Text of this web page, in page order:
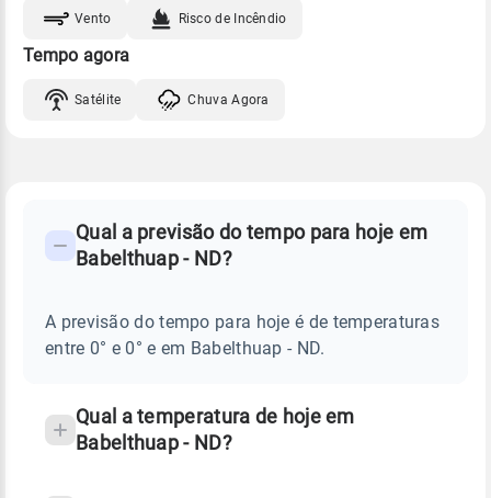
Vento Risco de Incêndio
Tempo agora
Satélite Chuva Agora
PREVISÃO
TEMPO
BABELTHUAP
Perguntas
sobre
chuva
temperatura
Qual a previsão do tempo para hoje em
Babelthuap - ND?
A previsão do tempo para hoje é de temperaturas
entre 0° e 0° e em Babelthuap - ND.
Qual a temperatura de hoje em
Babelthuap - ND?